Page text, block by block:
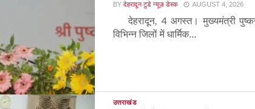
BY देहरादून टुडे न्यूज़ डेस्क AUGUST 4, 2026
देहरादून, 4 अगस्त। मुख्यमंत्री
विभिन्न जिलों में धार्मिक...
उत्तराखंड